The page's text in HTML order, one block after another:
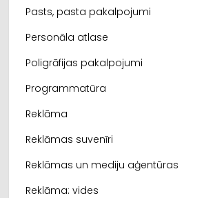
Pasts, pasta pakalpojumi
Personāla atlase
Poligrāfijas pakalpojumi
Programmatūra
Reklāma
Reklāmas suvenīri
Reklāmas un mediju aģentūras
Reklāma: vides